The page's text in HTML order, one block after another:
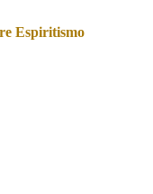
Espiritismo